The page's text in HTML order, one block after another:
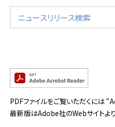
PDFファイルをご覧いただくには
最新版はAdobe社のWebサイトよ